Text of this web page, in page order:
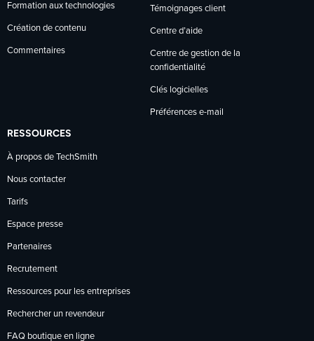
Formation aux technologies
Création de contenu
Commentaires
Témoignages client
Centre d’aide
Centre de gestion de la
confidentialité
Clés logicielles
Préférences e-mail
RESSOURCES
À propos de TechSmith
Nous contacter
Tarifs
Espace presse
Partenaires
Recrutement
Ressources pour les entreprises
Rechercher un revendeur
FAQ boutique en ligne